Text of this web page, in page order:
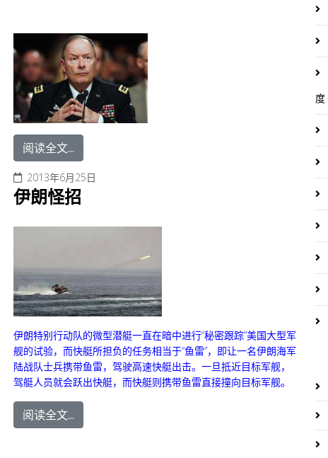
阅读全文...
2013年6月25日
伊朗怪招
伊朗特别行动队的微型潜艇一直在暗中进行“秘密跟踪”美国大型军
舰的试验，而快艇所担负的任务相当于“鱼雷”，即让一名伊朗海军
陆战队士兵携带鱼雷，驾驶高速快艇出击。一旦抵近目标军舰，
驾艇人员就会跃出快艇，而快艇则携带鱼雷直接撞向目标军舰。
阅读全文...
度